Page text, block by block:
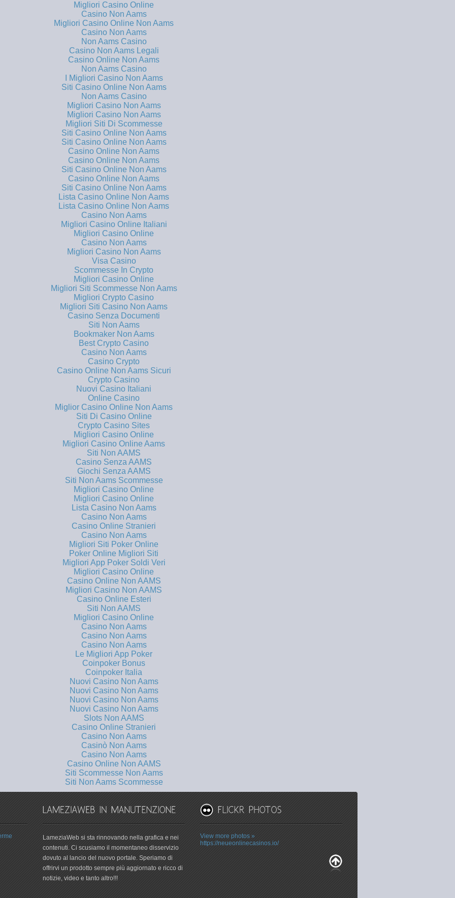
Migliori Casino Online
Casino Non Aams
Migliori Casino Online Non Aams
Casino Non Aams
Non Aams Casino
Casino Non Aams Legali
Casino Online Non Aams
Non Aams Casino
I Migliori Casino Non Aams
Siti Casino Online Non Aams
Non Aams Casino
Migliori Casino Non Aams
Migliori Casino Non Aams
Migliori Siti Di Scommesse
Siti Casino Online Non Aams
Siti Casino Online Non Aams
Casino Online Non Aams
Casino Online Non Aams
Siti Casino Online Non Aams
Casino Online Non Aams
Siti Casino Online Non Aams
Lista Casino Online Non Aams
Lista Casino Online Non Aams
Casino Non Aams
Migliori Casino Online Italiani
Migliori Casino Online
Casino Non Aams
Migliori Casino Non Aams
Visa Casino
Scommesse In Crypto
Migliori Casino Online
Migliori Siti Scommesse Non Aams
Migliori Crypto Casino
Migliori Siti Casino Non Aams
Casino Senza Documenti
Siti Non Aams
Bookmaker Non Aams
Best Crypto Casino
Casino Non Aams
Casino Crypto
Casino Online Non Aams Sicuri
Crypto Casino
Nuovi Casino Italiani
Online Casino
Miglior Casino Online Non Aams
Siti Di Casino Online
Crypto Casino Sites
Migliori Casino Online
Migliori Casino Online Aams
Siti Non AAMS
Casino Senza AAMS
Giochi Senza AAMS
Siti Non Aams Scommesse
Migliori Casino Online
Migliori Casino Online
Lista Casino Non Aams
Casino Non Aams
Casino Online Stranieri
Casino Non Aams
Migliori Siti Poker Online
Poker Online Migliori Siti
Migliori App Poker Soldi Veri
Migliori Casino Online
Casino Online Non AAMS
Migliori Casino Non AAMS
Casino Online Esteri
Siti Non AAMS
Migliori Casino Online
Casino Non Aams
Casino Non Aams
Casino Non Aams
Le Migliori App Poker
Coinpoker Bonus
Coinpoker Italia
Nuovi Casino Non Aams
Nuovi Casino Non Aams
Nuovi Casino Non Aams
Nuovi Casino Non Aams
Slots Non AAMS
Casino Online Stranieri
Casino Non Aams
Casinò Non Aams
Casino Non Aams
Casino Online Non AAMS
Siti Scommesse Non Aams
Siti Non Aams Scommesse
LameziaWeb si sta rinnovando nella grafica e nei
contenuti. Ci scusiamo il momentaneo disservizio
dovuto al lancio del nuovo portale. Speriamo di
offrirvi un prodotto sempre più aggiornato e ricco di
notizie, video e tanto altro!!!
View more photos »
https://neueonlinecasinos.io/